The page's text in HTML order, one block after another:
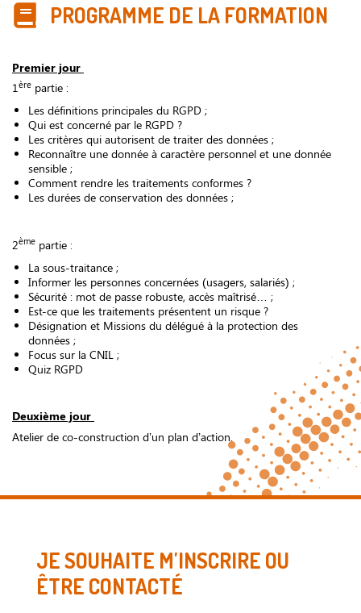
PROGRAMME DE LA FORMATION
Premier jour
1ère partie :
Les définitions principales du RGPD ;
Qui est concerné par le RGPD ?
Les critères qui autorisent de traiter des données ;
Reconnaître une donnée à caractère personnel et une donnée
sensible ;
Comment rendre les traitements conformes ?
Les durées de conservation des données ;
2ème partie :
La sous-traitance ;
Informer les personnes concernées (usagers, salariés) ;
Sécurité : mot de passe robuste, accès maîtrisé… ;
Est-ce que les traitements présentent un risque ?
Désignation et Missions du délégué à la protection des
données ;
Focus sur la CNIL ;
Quiz RGPD
Deuxième jour
Atelier de co-construction d’un plan d’action.
JE SOUHAITE M'INSCRIRE OU
ÊTRE CONTACTÉ